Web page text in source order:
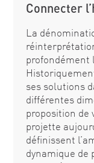
Connecter
La
profondément
ses solutions
différentes
proposition de
projette
définissent
dynamique de